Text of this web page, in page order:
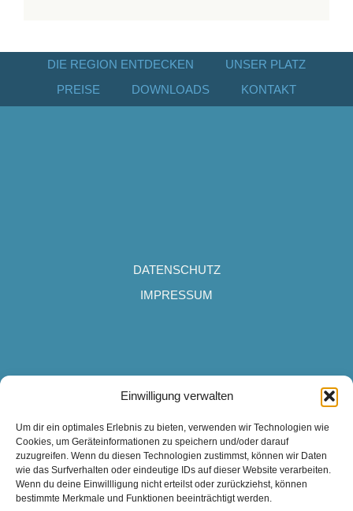
Einwilligung verwalten
Um dir ein optimales Erlebnis zu bieten, verwenden wir Technologien wie
Cookies, um Geräteinformationen zu speichern und/oder darauf
zuzugreifen. Wenn du diesen Technologien zustimmst, können wir Daten
wie das Surfverhalten oder eindeutige IDs auf dieser Website verarbeiten.
Wenn du deine Einwillligung nicht erteilst oder zurückziehst, können
bestimmte Merkmale und Funktionen beeinträchtigt werden.
DIE REGION ENTDECKEN
UNSER PLATZ
PREISE
DOWNLOADS KONTAKT
DATENSCHUTZ
IMPRESSUM
87466 Oy-Mittelberg
info@camping-wertacher-hof.de
Tel.08361-770